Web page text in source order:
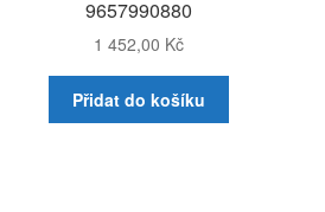
9657990880
1 452,00 Kč
Přidat do košíku